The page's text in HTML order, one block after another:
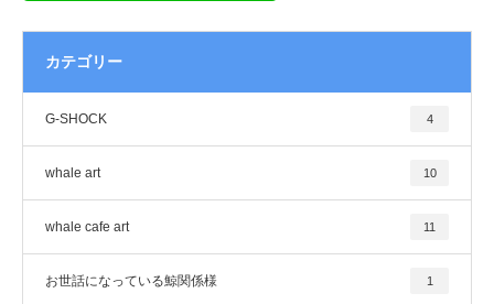
カテゴリー
G-SHOCK 4
whale art 10
whale cafe art 11
お世話になっている鯨関係様 1